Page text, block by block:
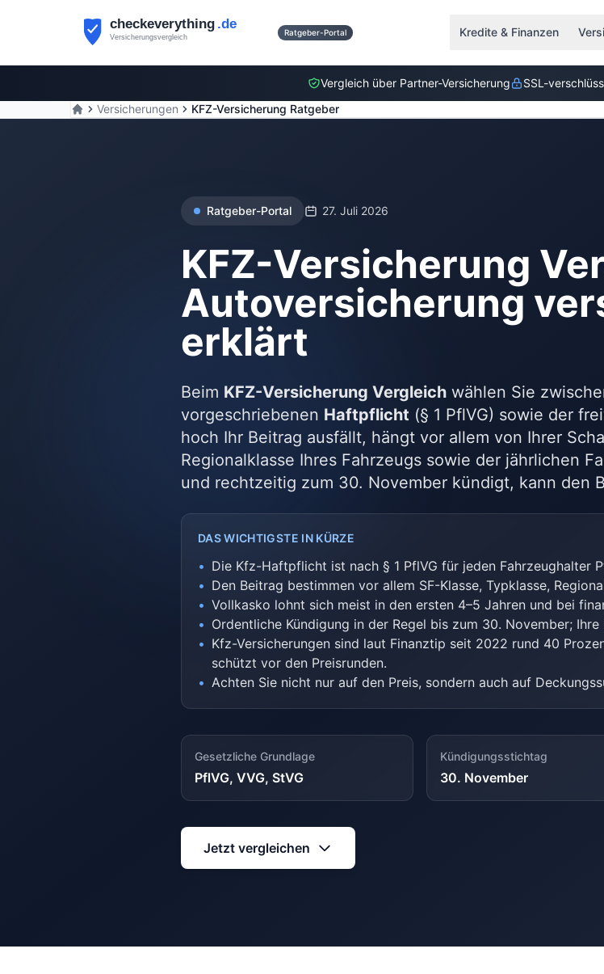
Ratgeber-Portal Kredite & Finanzen
Vergleich über Partner-Versicherung SSL-
Versicherungen
KFZ-Versicherung Ratgeber
Ratgeber-Portal 27. Juli 2026
KFZ-Versicherung
Autoversicherung
erklärt
Beim KFZ-Versicherung Vergleich wählen Sie
vorgeschriebenen Haftpflicht (§ 1 PflVG) sowie der
hoch Ihr Beitrag ausfällt, hängt vor allem von Ihrer
Regionalklasse Ihres Fahrzeugs sowie der jährlichen
und rechtzeitig zum 30. November kündigt, kann den
DAS WICHTIGSTE IN KÜRZE
• Die Kfz-Haftpflicht ist nach § 1 PflVG für jeden Fahrzeughalter
• Den Beitrag bestimmen vor allem SF-Klasse, Typklasse,
• Vollkasko lohnt sich meist in den ersten 4–5 Jahren und bei
• Ordentliche Kündigung in der Regel bis zum 30. November;
• Kfz-Versicherungen sind laut Finanztip seit 2022 rund 40
schützt vor den Preisrunden.
• Achten Sie nicht nur auf den Preis, sondern auch auf
Gesetzliche Grundlage
PflVG, VVG, StVG
Kündigungsstichtag
30. November
Jetzt vergleichen